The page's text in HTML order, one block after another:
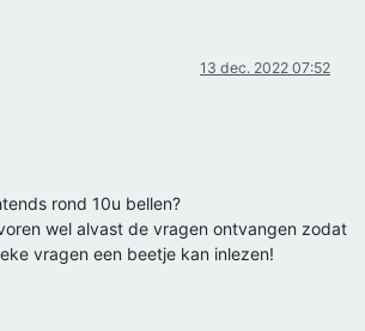
13 dec. 2022 07:52
rond 10u bellen?
wel alvast de vragen ontvangen zodat
vragen een beetje kan inlezen!